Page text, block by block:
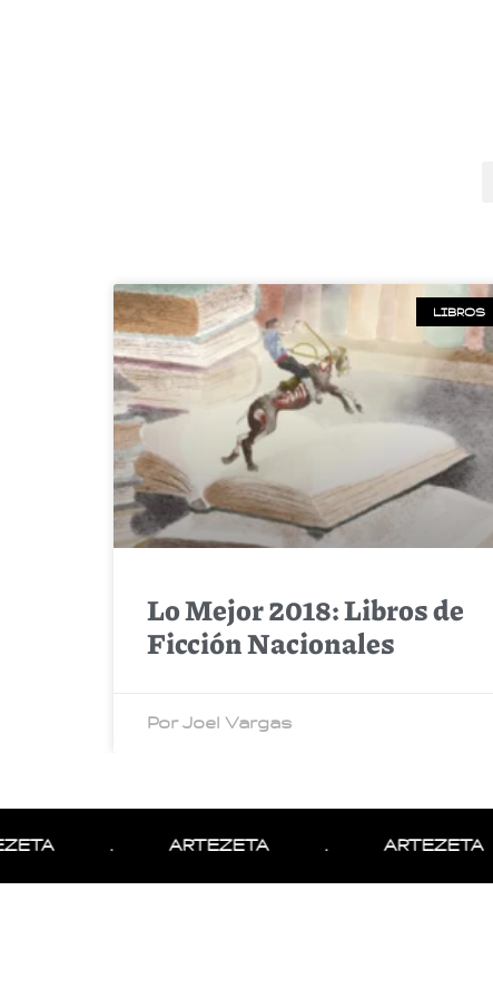
LIBROS
Lo Mejor 2018: Libros de
Ficción Nacionales
Por Joel Vargas
ARTEZETA ARTEZETA